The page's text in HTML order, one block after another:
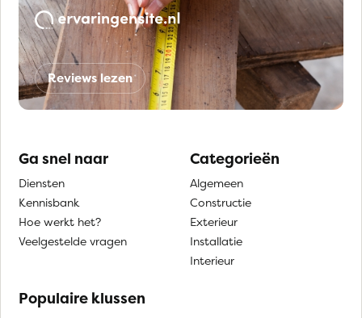
Reviews lezen
Ga snel naar
Diensten
Kennisbank
Hoe werkt het?
Veelgestelde vragen
Categorieën
Algemeen
Constructie
Exterieur
Installatie
Interieur
Populaire klussen